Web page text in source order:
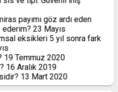
payımı göz ardı eden
ederim? 23 Mayıs
eksikleri 5 yıl sonra fark
19 Temmuz 2020
16 Aralık 2019
13 Mart 2020